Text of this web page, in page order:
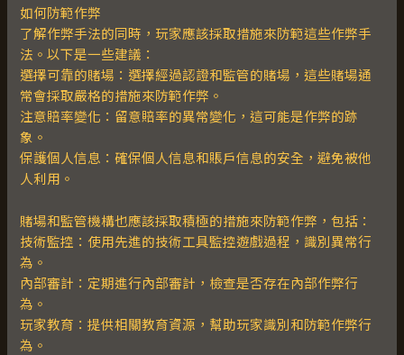
如何防範作弊
了解作弊手法的同時，玩家應該採取措施來防範這些作弊手
法。以下是一些建議：
選擇可靠的賭場：選擇經過認證和監管的賭場，這些賭場通
常會採取嚴格的措施來防範作弊。
注意賠率變化：留意賠率的異常變化，這可能是作弊的跡
象。
保護個人信息：確保個人信息和賬戶信息的安全，避免被他
人利用。
賭場和監管機構也應該採取積極的措施來防範作弊，包括：
技術監控：使用先進的技術工具監控遊戲過程，識別異常行
為。
內部審計：定期進行內部審計，檢查是否存在內部作弊行
為。
玩家教育：提供相關教育資源，幫助玩家識別和防範作弊行
為。